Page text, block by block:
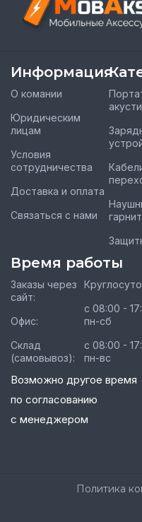
Информация
О комании
Юридическим
лицам
Условия
сотрудничества
Доставка и оплата
Связаться с нами
Время работы
Заказы через
сайт:
Офис:
Склад
(самовывоз):
с 08:00 -
пн-сб
с 08:00 -
пн-вс
Возможно другое время
по согласованию
с менеджером
Политика